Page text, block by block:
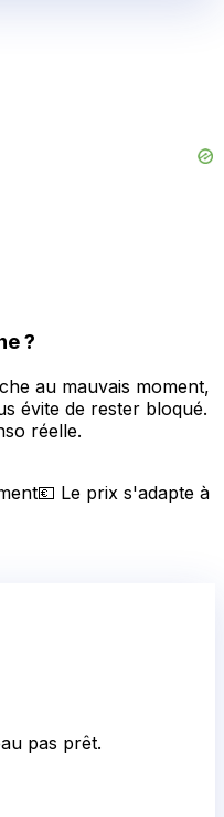
?
au mauvais moment,
évite de rester bloqué.
réelle.
💶 Le prix s'adapte à
pas prêt.